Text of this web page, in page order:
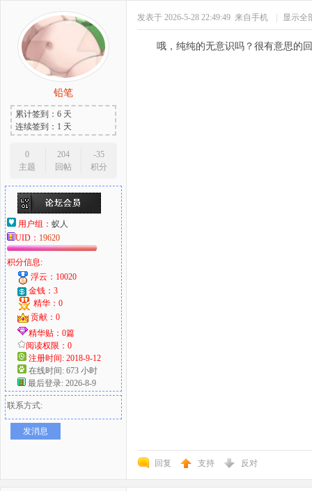
铅笔
累计签到：6 天
连续签到：1 天
0
主题
204
回帖
-35
积分
用户组： 蚁人
UID： 19620
积分信息:
浮云：10020
金钱：3
精华：0
贡献：0
精华贴：0篇
阅读权限：0
注册时间: 2018-9-12
在线时间: 673 小时
最后登录: 2026-8-9
联系方式:
发消息
发表于 2026-5-28 22:49:49 来自手机 显示全
哦，纯纯的无意识吗？很有意思的
回复 支持 反对